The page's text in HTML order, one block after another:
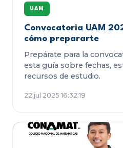
UAM
Convocatoria UAM
cómo prepararte
Prepárate para la
esta guía sobre fechas,
recursos de estudio.
22 jul 2025 16:32:19